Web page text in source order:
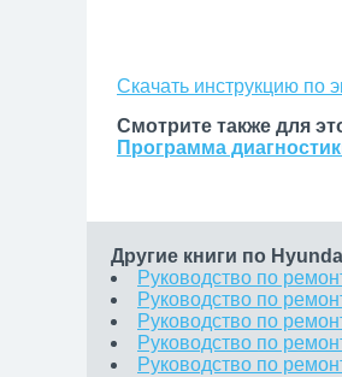
Скачать инструкцию по
Смотрите также для
Программа
Другие книги по
Руководство по
Руководство по
Руководство по
Руководство по
Руководство по